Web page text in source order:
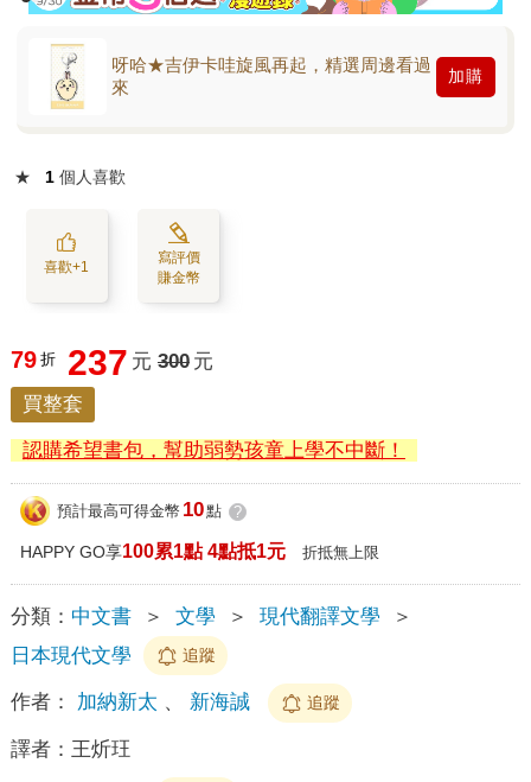
呀哈★吉伊卡哇旋風再起，精選周邊看過
來
加購
★ 1 個人喜歡
喜歡+1
寫評價
賺金幣
79 折 237 元 300 元
買整套
認購希望書包，幫助弱勢孩童上學不中斷！
預計最高可得金幣 10點 ?
HAPPY GO享100累1點 4點抵1元 折抵無上限
分類： 中文書 ＞ 文學 ＞ 現代翻譯文學
＞
日本現代文學
追蹤
作者： 加納新太 、 新海誠 追蹤
譯者： 王炘玨